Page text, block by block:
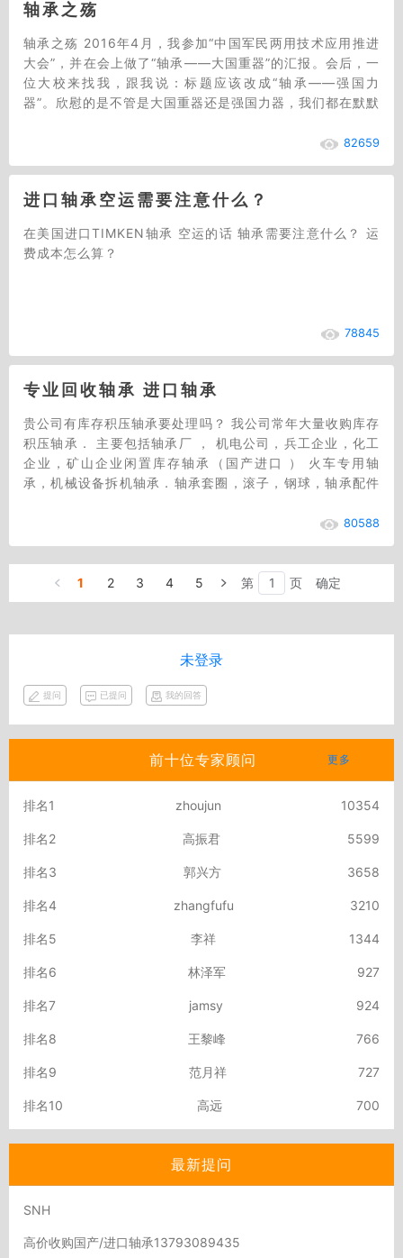
轴承之殇
轴承之殇 2016年4月，我参加“中国军民两用技术应用推进
大会”，并在会上做了“轴承——大国重器”的汇报。会后，一
位大校来找我，跟我说：标题应该改成“轴承——强国力
器”。欣慰的是不管是大国重器还是强国力器，我们都在默默
82659
进口轴承空运需要注意什么？
在美国进口TIMKEN轴承 空运的话 轴承需要注意什么？ 运
费成本怎么算？
78845
专业回收轴承 进口轴承
贵公司有库存积压轴承要处理吗？ 我公司常年大量收购库存
积压轴承． 主要包括轴承厂 ， 机电公司，兵工企业，化工
企业，矿山企业闲置库存轴承（国产进口 ） 火车专用轴
承，机械设备拆机轴承．轴承套圈，滚子，钢球，轴承配件
80588
1 2 3 4 5 第 页 确定
未登录
提问 已提问 我的回答
前十位专家顾问 更多
排名1 zhoujun 10354
排名2 高振君 5599
排名3 郭兴方 3658
排名4 zhangfufu 3210
排名5 李祥 1344
排名6 林泽军 927
排名7 jamsy 924
排名8 王黎峰 766
排名9 范月祥 727
排名10 高远 700
最新提问
SNH
高价收购国产/进口轴承13793089435